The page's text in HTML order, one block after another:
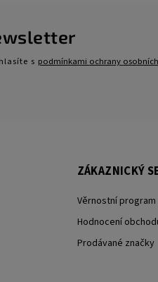
s podmínkami ochrany
ZÁKAZNICKÝ
Věrnostní
Hodnocení
Prodávané značky